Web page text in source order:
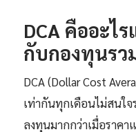
DCA คืออะไ
กับกองทุนรว
DCA (Dollar Cost
เท่ากันทุกเดือนไม่สนใ
ลงทุนมากกว่าเมื่อราค